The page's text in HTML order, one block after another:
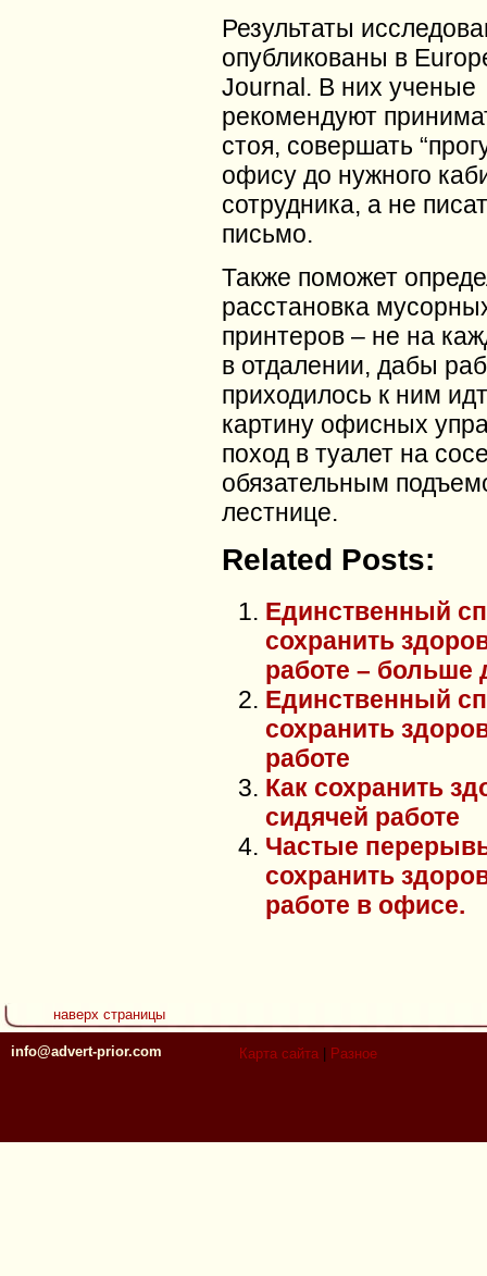
Результаты
опубликованы в
Journal. В них ученые
рекомендуют
стоя, совершать
офису до нужного
сотрудника, а не
письмо.
Также поможет
расстановка
принтеров – не на
в отдалении, дабы
приходилось к ним
картину офисных
поход в туалет на
обязательным
лестнице.
Related Posts:
Единственный
сохранить
работе – больше
Единственный
сохранить
работе
Как сохранить
сидячей работе
Частые
сохранить
работе в офисе.
наверх страницы
info@advert-prior.com Карта сайта Разное